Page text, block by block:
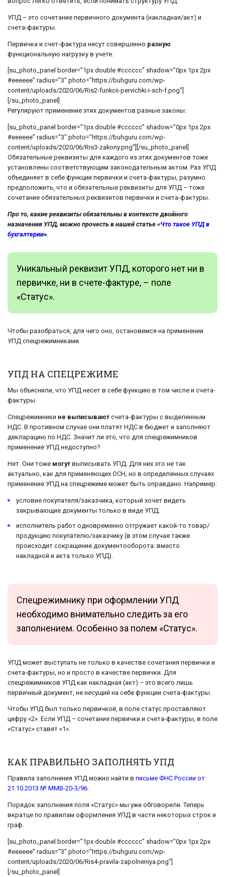
УПД – это сочетание первичного документа (накладная/акт) и
счета-фактуры.
Первичка и счет-фактура несут совершенно разную
функциональную нагрузку в учете.
[su_photo_panel border=”1px double #cccccc” shadow=”0px 1px 2px
#eeeeee” radius=”3″ photo=”https://buhguru.com/wp-
content/uploads/2020/06/Ris2-funkcii-pervichki-i-sch-f.png”]
[/su_photo_panel]
Регулируют применение этих документов разные законы:
[su_photo_panel border=”1px double #cccccc” shadow=”0px 1px 2px
#eeeeee” radius=”3″ photo=”https://buhguru.com/wp-
content/uploads/2020/06/Ris3-zakony.png”][/su_photo_panel]
Обязательные реквизиты для каждого из этих документов тоже
установлены соответствующим законодательным актом. Раз УПД
объединяет в себе функции первички и счета-фактуры, разумно
предположить, что и обязательные реквизиты для УПД – тоже
сочетание обязательных реквизитов первички и счета-фактуры.
Про то, какие реквизиты обязательны в контексте двойного
назначения УПД, можно прочесть в нашей статье «Что такое УПД в
бухгалтерии».
Уникальный реквизит УПД, которого нет ни в
первичке, ни в счете-фактуре, – поле
«Статус».
Чтобы разобраться, для чего оно, остановимся на применении
УПД спецрежимниками.
УПД НА СПЕЦРЕЖИМЕ
Мы объяснили, что УПД несет в себе функцию в том числе и счета-
фактуры.
Спецрежимники не выписывают счета-фактуры с выделенным
НДС. В противном случае они платят НДС в бюджет и заполняют
декларацию по НДС. Значит ли это, что для спецрежимников
применение УПД недоступно?
Нет. Они тоже могут выписывать УПД. Для них это не так
актуально, как для применяющих ОСН, но в определенных случаях
применение УПД на спецрежиме может быть оправдано. Например:
условие покупателя/заказчика, который хочет видеть
закрывающие документы только в виде УПД;
исполнитель работ одновременно отгружает какой-то товар/
продукцию покупателю/заказчику (в этом случае также
происходит сокращение документооборота: вместо
накладной и акта только УПД).
Спецрежимнику при оформлении УПД
необходимо внимательно следить за его
заполнением. Особенно за полем «Статус».
УПД может выступать не только в качестве сочетания первички и
счета-фактуры, но и просто в качестве первички. Для
спецрежимников УПД как накладная (акт) – это всего лишь
первичный документ, не несущий на себе функции счета-фактуры.
Чтобы УПД был только первичкой, в поле статус проставляют
цифру «2». Если УПД – сочетание первички и счета-фактуры, в поле
«Статус» ставят «1».
КАК ПРАВИЛЬНО ЗАПОЛНЯТЬ УПД
Правила заполнения УПД можно найти в письме ФНС России от
21.10.2013 № ММВ-20-3/96.
Порядок заполнения поля «Статус» мы уже обговорили. Теперь
вкратце по правилам оформления УПД в части некоторых строк и
граф.
[su_photo_panel border=”1px double #cccccc” shadow=”0px 1px 2px
#eeeeee” radius=”3″ photo=”https://buhguru.com/wp-
content/uploads/2020/06/Ris4-pravila-zapolneniya.png”]
[/su_photo_panel]